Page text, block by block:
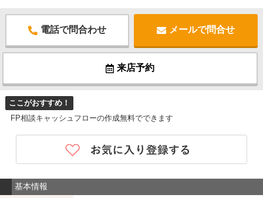
電話で問合わせ メールで問合せ
来店予約
ここがおすすめ！
FP相談キャッシュフローの作成無料でできます
基本情報